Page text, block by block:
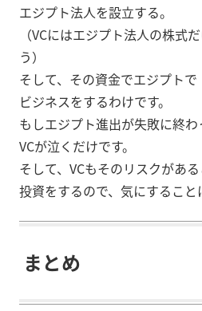
エジプト法人を設立する。
（VCにはエジプト法人の株式
う）
そして、その資金でエジプトで
ビジネスをするわけです。
もしエジプト進出が失敗に終わ
VCが泣くだけです。
そして、VCもそのリスクがあ
投資をするので、気にすること
まとめ